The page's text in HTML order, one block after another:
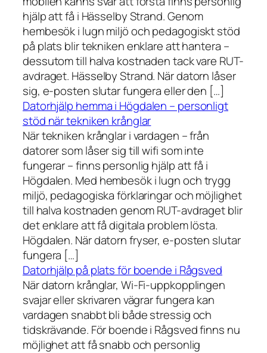
hjälp att få i Hässelby Strand. Genom
hembesök i lugn miljö och pedagogiskt stöd
på plats blir tekniken enklare att hantera –
dessutom till halva kostnaden tack vare RUT-
avdraget. Hässelby Strand. När datorn låser
sig, e-posten slutar fungera eller den […]
Datorhjälp hemma i Högdalen – personligt
stöd när tekniken krånglar
När tekniken krånglar i vardagen – från
datorer som låser sig till wifi som inte
fungerar – finns personlig hjälp att få i
Högdalen. Med hembesök i lugn och trygg
miljö, pedagogiska förklaringar och möjlighet
till halva kostnaden genom RUT-avdraget blir
det enklare att få digitala problem lösta.
Högdalen. När datorn fryser, e-posten slutar
fungera […]
Datorhjälp på plats för boende i Rågsved
När datorn krånglar, Wi-Fi-uppkopplingen
svajar eller skrivaren vägrar fungera kan
vardagen snabbt bli både stressig och
tidskrävande. För boende i Rågsved finns nu
möjlighet att få snabb och personlig